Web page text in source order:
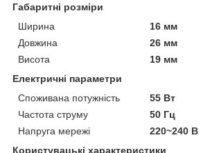
Габаритні розміри
Ширина
16 мм
Довжина
26 мм
Висота
19 мм
Електричні параметри
Споживана потужність
55 Вт
Частота струму
50 Гц
Напруга мережі
220~240 В
Користувацькі характеристики